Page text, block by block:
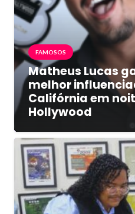
FAMOSOS
Matheus Lucas
melhor
Califórnia em
Hollywood